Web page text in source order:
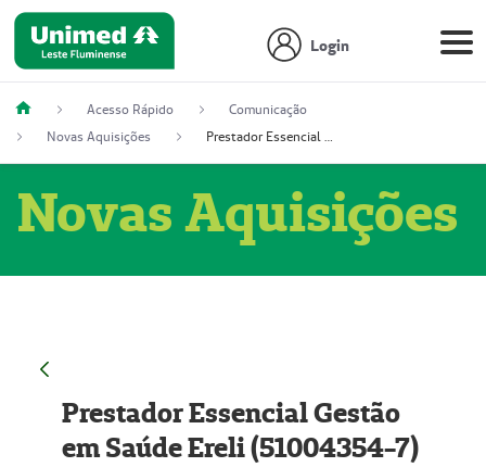
Login
Acesso Rápido
Comunicação
Novas Aquisições
Prestador Essencial Gestão em Saúde Ereli (51004354-7)
Novas Aquisições
Prestador Essencial Gestão
em Saúde Ereli (51004354-7)